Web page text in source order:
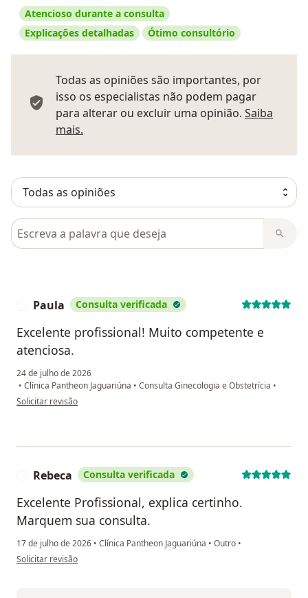
Atencioso durante a consulta
Explicações detalhadas
Ótimo consultório
Todas as opiniões são importantes, por
isso os especialistas não podem pagar
para alterar ou excluir uma opinião. Saiba
mais.
Pesquisar em opiniões
Paula Consulta verificada
Excelente profissional! Muito competente e
atenciosa.
24 de julho de 2026
• Clínica Pantheon Jaguariúna • Consulta Ginecologia e Obstetrícia •
na opinião do utilizador Paula
Solicitar revisão
Rebeca Consulta verificada
Excelente Profissional, explica certinho.
Marquem sua consulta.
17 de julho de 2026 • Clínica Pantheon Jaguariúna • Outro •
na opinião do utilizador Rebeca
Solicitar revisão